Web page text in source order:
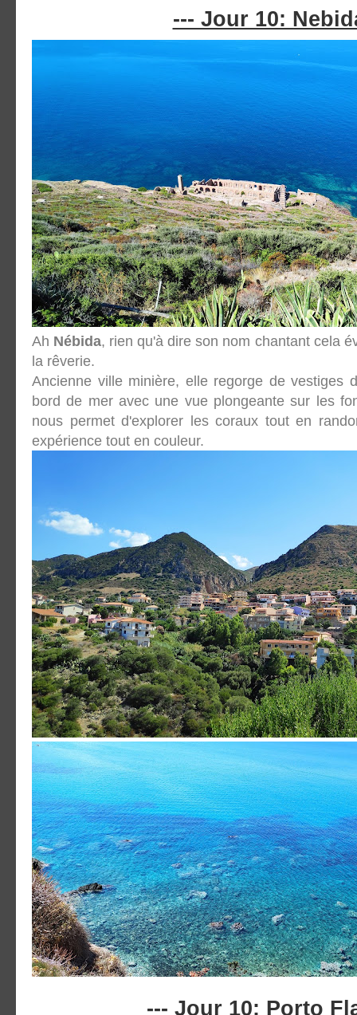
--- Jour 10:
Ah Nébida, rien qu'à dire son nom chantant cela
la rêverie.
Ancienne ville minière, elle regorge de vestiges
bord de mer avec une vue plongeante sur les
nous permet d'explorer les coraux tout en
expérience tout en couleur.
--- Jour 10: Porto